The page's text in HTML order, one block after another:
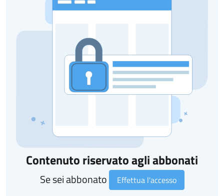
Contenuto riservato agli abbonati
Se sei abbonato Effettua l'accesso